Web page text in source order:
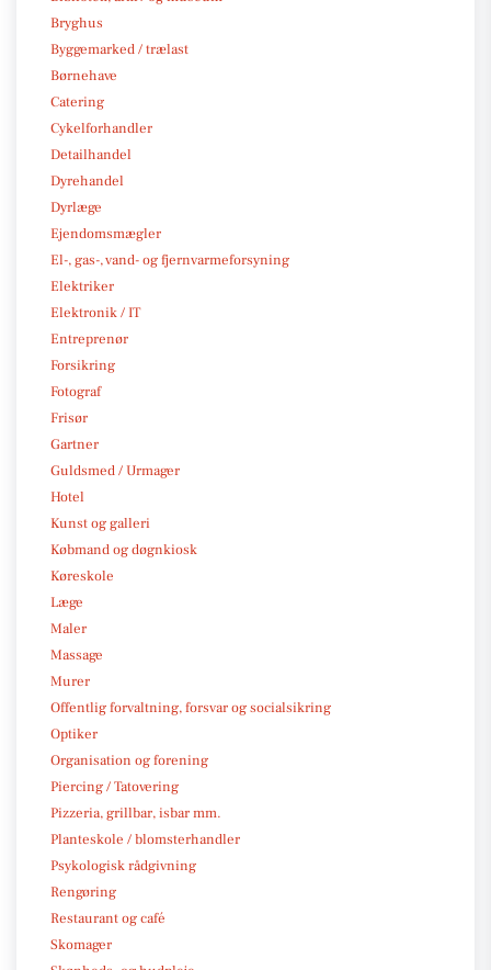
Bryghus
Byggemarked / trælast
Børnehave
Catering
Cykelforhandler
Detailhandel
Dyrehandel
Dyrlæge
Ejendomsmægler
El-, gas-, vand- og fjernvarmeforsyning
Elektriker
Elektronik / IT
Entreprenør
Forsikring
Fotograf
Frisør
Gartner
Guldsmed / Urmager
Hotel
Kunst og galleri
Købmand og døgnkiosk
Køreskole
Læge
Maler
Massage
Murer
Offentlig forvaltning, forsvar og socialsikring
Optiker
Organisation og forening
Piercing / Tatovering
Pizzeria, grillbar, isbar mm.
Planteskole / blomsterhandler
Psykologisk rådgivning
Rengøring
Restaurant og café
Skomager